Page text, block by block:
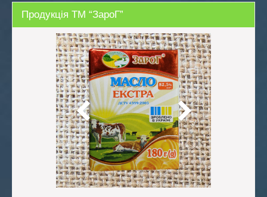
Продукція ТМ “ЗароГ”